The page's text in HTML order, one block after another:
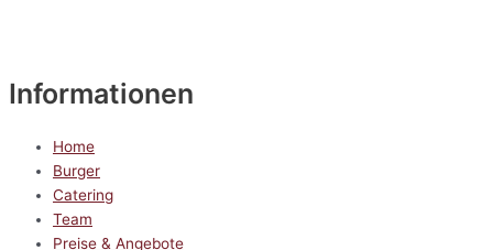
Informationen
Home
Burger
Catering
Team
Preise & Angebote